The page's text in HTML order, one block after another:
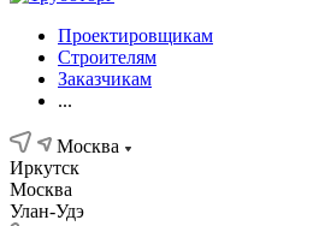
Проектировщикам
Строителям
Заказчикам
...
Москва
Иркутск
Москва
Улан-Удэ